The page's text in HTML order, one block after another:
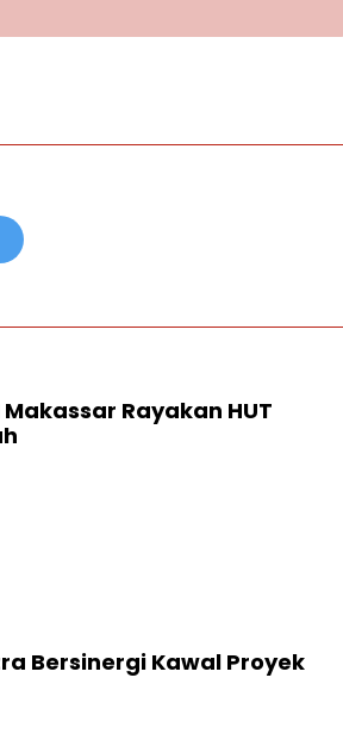
Rayakan HUT
Bersinergi Kawal Proyek